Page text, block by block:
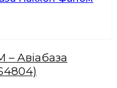
– Авіабаза